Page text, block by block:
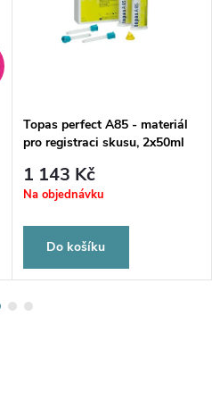
Topas perfect A85 - materiál
pro registraci skusu, 2x50ml
1 143 Kč
Na objednávku
Do košíku